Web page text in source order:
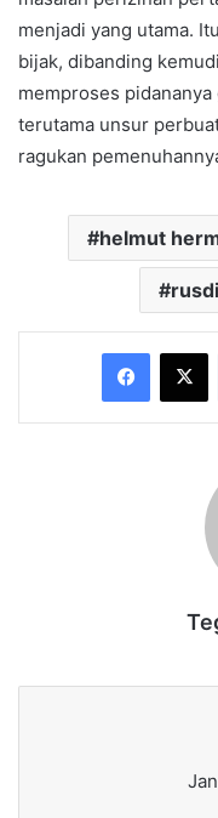
menjadi yang utama.
bijak, dibanding
memproses
terutama unsur
ragukan
helmut
X